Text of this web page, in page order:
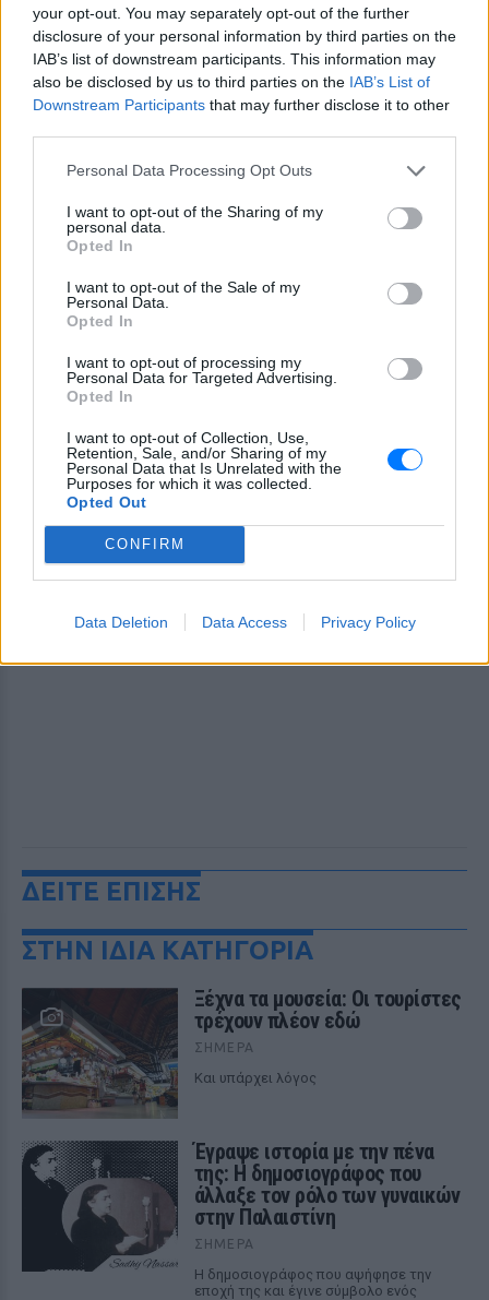
your opt-out. You may separately opt-out of the further
disclosure of your personal information by third parties on the
IAB’s list of downstream participants. This information may
also be disclosed by us to third parties on the IAB’s List of
Downstream Participants that may further disclose it to other
Personal Data Processing Opt Outs
I want to opt-out of the Sharing of my
personal data.
Opted In
I want to opt-out of the Sale of my
Personal Data.
Opted In
I want to opt-out of processing my
Personal Data for Targeted Advertising.
Opted In
I want to opt-out of Collection, Use,
Retention, Sale, and/or Sharing of my
Personal Data that Is Unrelated with the
Purposes for which it was collected.
Opted Out
CONFIRM
Data Deletion Data Access Privacy Policy
Ακολουθήστε το E-Radio.gr στο
Google News
Εσύ μπήκες στο E-Daily.gr; Τα νέα της ημέρας
Ακολουθήστε το E-Radio.gr και στο Instagram
ΔΙΑΦΗΜΙΣΗ
ΔΕΙΤΕ ΕΠΙΣΗΣ
ΣΤΗΝ ΙΔΙΑ ΚΑΤΗΓΟΡΙΑ
Ξέχνα τα μουσεία: Οι τουρίστες
τρέχουν πλέον εδώ
ΣΉΜΕΡΑ
Και υπάρχει λόγος
Έγραψε ιστορία με την πένα
της: Η δημοσιογράφος που
άλλαξε τον ρόλο των γυναικών
στην Παλαιστίνη
ΣΉΜΕΡΑ
Η δημοσιογράφος που αψήφησε την
εποχή της και έγινε σύμβολο ενός